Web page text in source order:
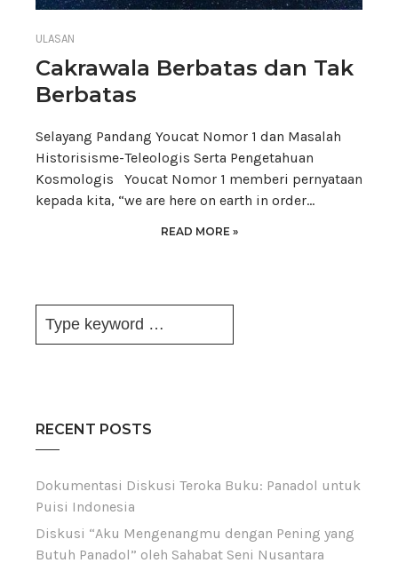
ULASAN
Cakrawala Berbatas dan Tak
Berbatas
Selayang Pandang Youcat Nomor 1 dan Masalah
Historisisme-Teleologis Serta Pengetahuan
Kosmologis Youcat Nomor 1 memberi pernyataan
kepada kita, “we are here on earth in order…
READ MORE »
RECENT POSTS
Dokumentasi Diskusi Teroka Buku: Panadol untuk
Puisi Indonesia
Diskusi “Aku Mengenangmu dengan Pening yang
Butuh Panadol” oleh Sahabat Seni Nusantara